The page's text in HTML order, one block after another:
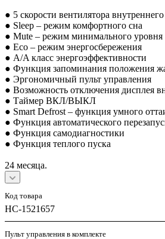
● 5 скорости вентилятора внутреннего
● Sleep – режим комфортного сна
● Mute – режим минимального
● Eco – режим энергосбережения
● A/A класс энергоэффективности
● Функция запоминания положения
● Эргономичный пульт управления
● Возможность отключения дисплея
● Таймер ВКЛ/ВЫКЛ
● Smart Defrost – функция умного
● Функция автоматического
● Функция самодиагностики
● Функция теплого пуска
24 месяца.
Код товара
НС-1521657
Пульт управления в комплекте